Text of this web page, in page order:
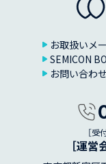
お取扱いメ
SEMICON
お問い合わせ
［受
［運